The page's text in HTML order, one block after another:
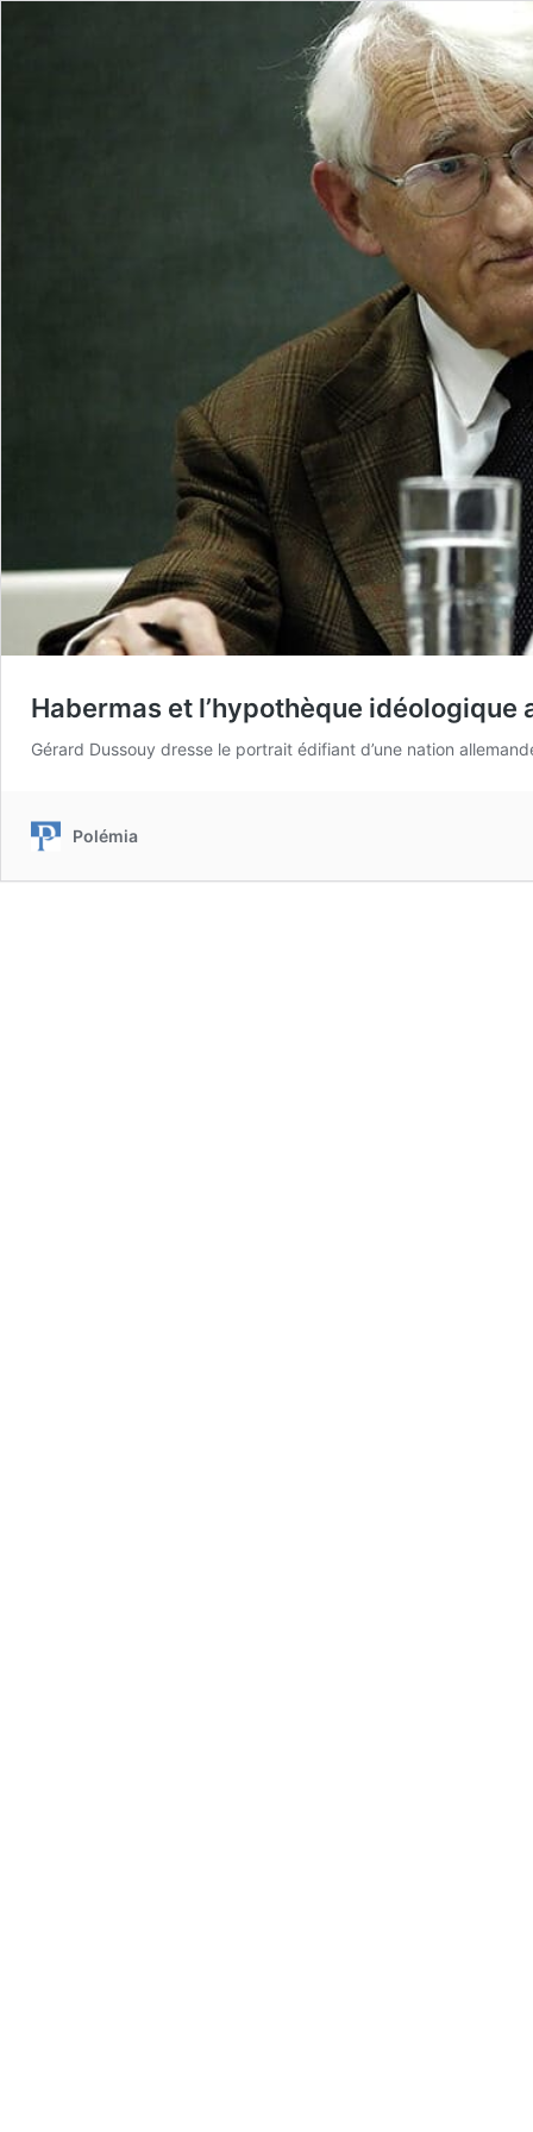
Habermas et l’hypothèque idéologique
Gérard Dussouy dresse le portrait édifiant d’une nation
Polémia